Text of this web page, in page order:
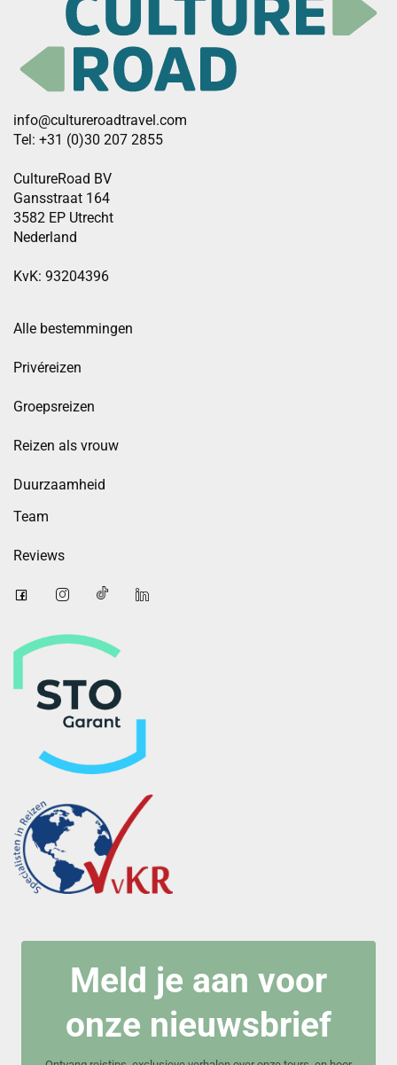
info@cultureroadtravel.com
Tel: +31 (0)30 207 2855
CultureRoad BV
Gansstraat 164
3582 EP Utrecht
Nederland
KvK: 93204396
Alle bestemmingen
Privéreizen
Groepsreizen
Reizen als vrouw
Duurzaamheid
Team
Reviews
Meld je aan voor
onze nieuwsbrief